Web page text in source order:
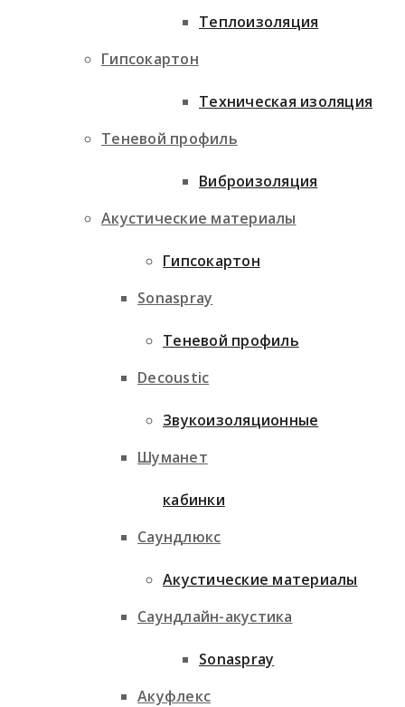
Гипсокартон
Теневой профиль
Акустические материалы
Sonaspray
Decoustic
Шуманет
Саундлюкс
Саундлайн-акустика
Акуфлекс
Теплоизоляция
Техническая изоляция
Виброизоляция
Гипсокартон
Теневой профиль
Звукоизоляционные
кабинки
Акустические материалы
Sonaspray